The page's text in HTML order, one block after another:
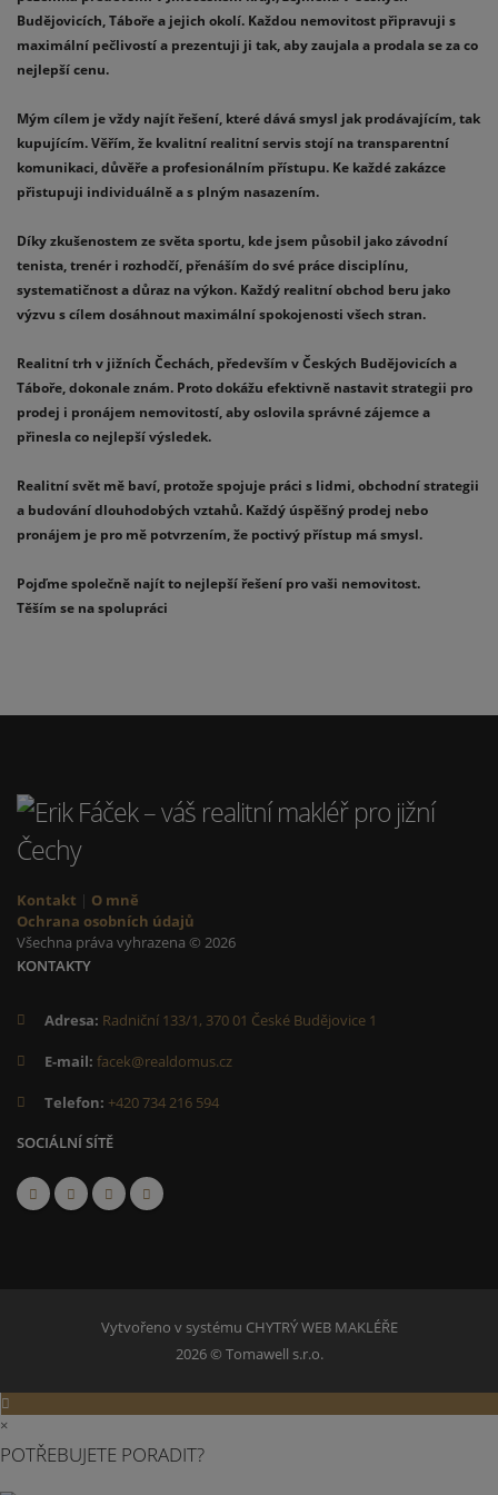
Budějovicích, Táboře a jejich okolí. Každou nemovitost připravuji s
maximální pečlivostí a prezentuji ji tak, aby zaujala a prodala se za co
nejlepší cenu.
Mým cílem je vždy najít řešení, které dává smysl jak prodávajícím, tak
kupujícím. Věřím, že kvalitní realitní servis stojí na transparentní
komunikaci, důvěře a profesionálním přístupu. Ke každé zakázce
přistupuji individuálně a s plným nasazením.
Díky zkušenostem ze světa sportu, kde jsem působil jako závodní
tenista, trenér i rozhodčí, přenáším do své práce disciplínu,
systematičnost a důraz na výkon. Každý realitní obchod beru jako
výzvu s cílem dosáhnout maximální spokojenosti všech stran.
Realitní trh v jižních Čechách, především v Českých Budějovicích a
Táboře, dokonale znám. Proto dokážu efektivně nastavit strategii pro
prodej i pronájem nemovitostí, aby oslovila správné zájemce a
přinesla co nejlepší výsledek.
Realitní svět mě baví, protože spojuje práci s lidmi, obchodní strategii
a budování dlouhodobých vztahů. Každý úspěšný prodej nebo
pronájem je pro mě potvrzením, že poctivý přístup má smysl.
Pojďme společně najít to nejlepší řešení pro vaši nemovitost.
Těším se na spolupráci
Kontakt | O mně
Ochrana osobních údajů
Všechna práva vyhrazena © 2026
KONTAKTY
Adresa: Radniční 133/1, 370 01 České Budějovice 1
E-mail: facek@realdomus.cz
Telefon: +420 734 216 594
SOCIÁLNÍ SÍTĚ
Vytvořeno v systému CHYTRÝ WEB MAKLÉŘE
2026 © Tomawell s.r.o.
×
POTŘEBUJETE PORADIT?